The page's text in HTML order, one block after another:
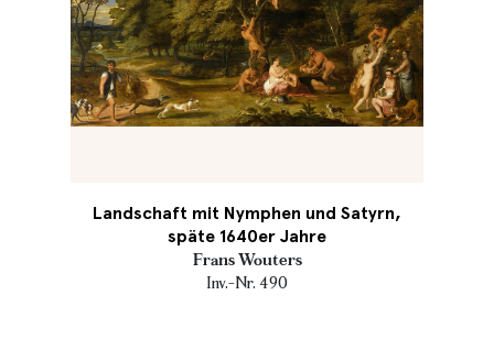
Landschaft mit Nymphen und Satyrn,
späte 1640er Jahre
Frans Wouters
Inv.-Nr. 490